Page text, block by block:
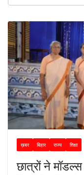
ख़बर बिहार राज्य शिक्षा
छात्रों ने